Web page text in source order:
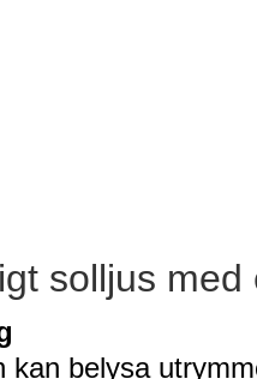
solljus med
kan belysa